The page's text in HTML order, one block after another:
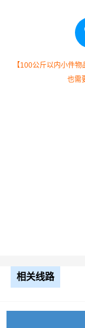
根据货物类型选
5.2米货车
【100公斤以内小件
也需
相关线路